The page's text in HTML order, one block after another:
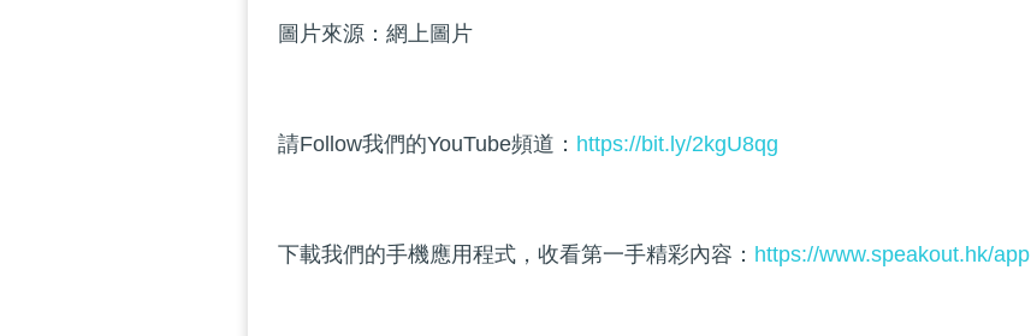
圖片來源：網上圖片
請Follow我們的YouTube頻道： https://bit.ly/2kgU8qg
下載我們的手機應用程式，收看第一手精彩內容： https://www.speakout.hk/app